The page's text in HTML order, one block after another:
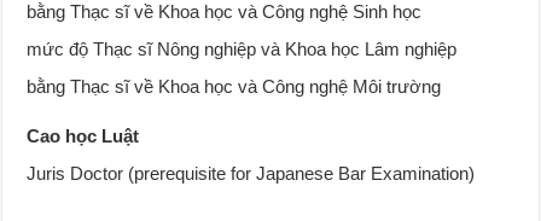
bằng Thạc sĩ về Khoa học và Công nghệ Sinh học
mức độ Thạc sĩ Nông nghiệp và Khoa học Lâm nghiệp
bằng Thạc sĩ về Khoa học và Công nghệ Môi trường
Cao học Luật
Juris Doctor (prerequisite for Japanese Bar Examination)